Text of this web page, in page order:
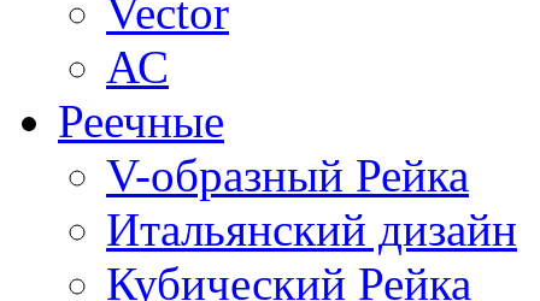
Vector
АС
Реечные
V-образный Рейка
Итальянский дизайн
Кубический Рейка